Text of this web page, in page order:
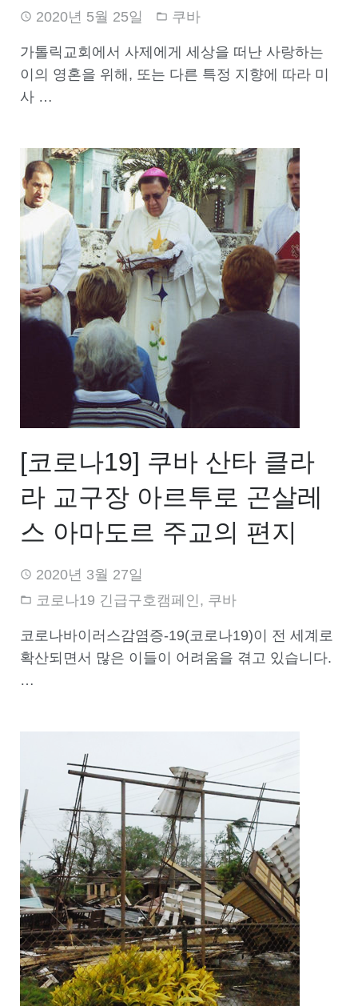
2020년 5월 25일 쿠바
가톨릭교회에서 사제에게 세상을 떠난 사랑하는
이의 영혼을 위해, 또는 다른 특정 지향에 따라 미
사 …
[코로나19] 쿠바 산타 클라
라 교구장 아르투로 곤살레
스 아마도르 주교의 편지
2020년 3월 27일
코로나19 긴급구호캠페인 , 쿠바
코로나바이러스감염증-19(코로나19)이 전 세계로
확산되면서 많은 이들이 어려움을 겪고 있습니다.
…